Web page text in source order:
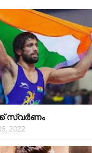
സ്വര്‍ണം
2022